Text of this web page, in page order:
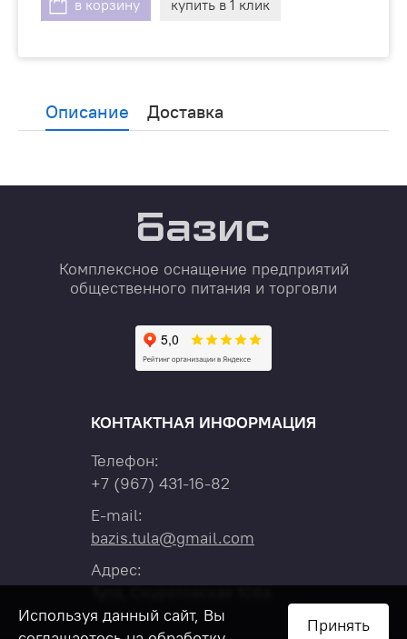
в корзину купить в 1 клик
Описание Доставка
Комплексное оснащение предприятий
общественного питания и торговли
КОНТАКТНАЯ ИНФОРМАЦИЯ
Телефон:
+7 (967) 431-16-82
E-mail:
bazis.tula@gmail.com
Адрес:
Тула, Скуратовская 108а
Используя данный сайт, Вы
Принять